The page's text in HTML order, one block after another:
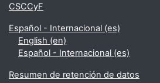
CSCCyF
Español - Internacional ‎(es)‎
English ‎(en)‎
Español - Internacional ‎(es)‎
Resumen de retención de datos